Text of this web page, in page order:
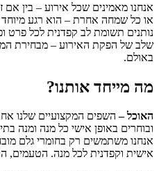
אנחנו מאמינים שכל אירוע – בין אם
או כל שמחה אחרת – הוא רגע מיוחד
נותנים תשומת לב קפדנית לכל פרט
שלב של הפקת האירוע – מבחירת
באולם.
מה מייחד אותנו?
האוכל – השפים המקצועיים שלנו
ובוחרים באופן אישי כל מנה ומנה
אנחנו משתמשים רק בחומרי גלם
אישית וקפדנית לכל מנה. הטעמים,